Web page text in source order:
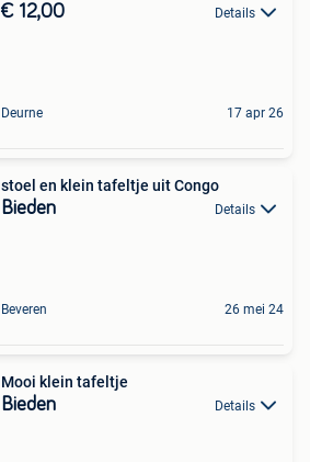
€ 12,00 Details
Deurne 17 apr 26
stoel en klein tafeltje uit Congo
Bieden Details
Beveren 26 mei 24
Mooi klein tafeltje
Bieden Details